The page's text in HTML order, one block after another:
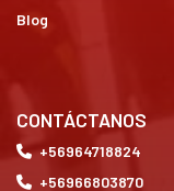
Blog
CONTÁCTANOS
+56964718824
+56966803870